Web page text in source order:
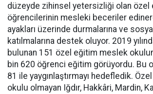
düzeyde zihinsel yetersizliği olan özel
öğrencilerinin mesleki beceriler
ayakları üzerinde durmalarına ve
katılmalarına destek oluyor. 2019
bulunan 151 özel eğitim meslek
bin 620 öğrenci eğitim görüyordu. Bu
81 ile yaygınlaştırmayı hedefledik.
okulu olmayan Iğdır, Hakkâri, Mardin,